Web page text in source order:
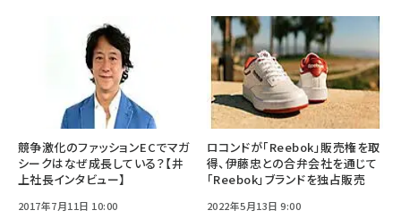
競争激化のファッションECでマガ
シークはなぜ成長している？【井
上社長インタビュー】
2017年7月11日 10:00
ロコンドが「Reebok」販売権を取
得、伊藤忠との合弁会社を通じて
「Reebok」ブランドを独占販売
2022年5月13日 9:00